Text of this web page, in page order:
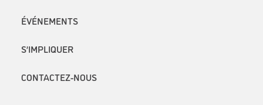
ÉVÉNEMENTS
S’IMPLIQUER
CONTACTEZ-NOUS